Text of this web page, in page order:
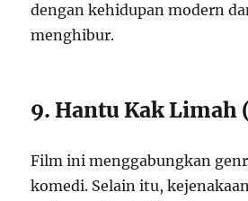
dengan kehidupan modern
menghibur.
9. Hantu Kak Limah
Film ini menggabungkan
komedi. Selain itu,